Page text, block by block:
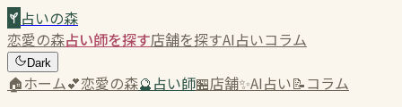
占いの森
恋愛の森占い師を探す店舗を探すAI占いコラム
Dark
🏠ホーム💕恋愛の森🔮占い師🏪店舗✨AI占い📝コラム